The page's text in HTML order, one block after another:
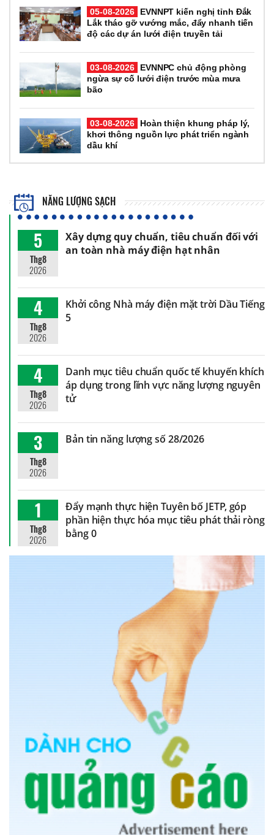
05-08-2026
EVNNPT kiến nghị tỉnh Đắk
Lắk tháo gỡ vướng mắc, đẩy nhanh tiến
độ các dự án lưới điện truyền tải
03-08-2026
EVNNPC chủ động phòng
ngừa sự cố lưới điện trước mùa mưa
bão
03-08-2026
Hoàn thiện khung pháp lý,
khơi thông nguồn lực phát triển ngành
dầu khí
NĂNG LƯỢNG SẠCH
5
Thg8
2026
Xây dựng quy chuẩn, tiêu chuẩn đối với
an toàn nhà máy điện hạt nhân
4
Thg8
2026
Khởi công Nhà máy điện mặt trời Dầu Tiếng
5
4
Thg8
2026
Danh mục tiêu chuẩn quốc tế khuyến khích
áp dụng trong lĩnh vực năng lượng nguyên
tử
3
Thg8
2026
Bản tin năng lượng số 28/2026
1
Thg8
2026
Đẩy mạnh thực hiện Tuyên bố JETP, góp
phần hiện thực hóa mục tiêu phát thải ròng
bằng 0